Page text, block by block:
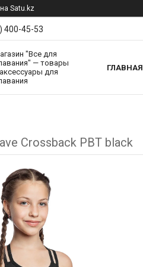
на Satu.kz
400-45-53
"Все для
— товары
для
ГЛАВНАЯ
Crossback PBT black